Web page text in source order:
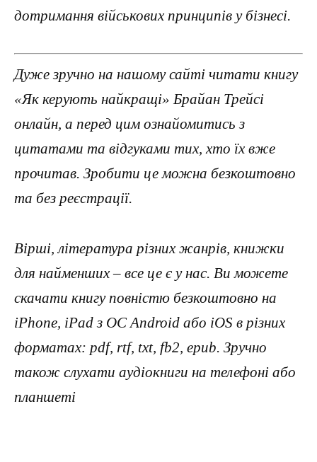
дотримання військових принципів у бізнесі.
Дуже зручно на нашому сайті читати книгу
«Як керують найкращі» Брайан Трейсі
онлайн, а перед цим ознайомитись з
цитатами та відгуками тих, хто їх вже
прочитав. Зробити це можна безкоштовно
та без реєстрації.
Вірші, література різних жанрів, книжки
для найменших – все це є у нас. Ви можете
скачати книгу повністю безкоштовно на
iPhone, iPad з ОС Android або iOS в різних
форматах: pdf, rtf, txt, fb2, epub. Зручно
також слухати аудіокниги на телефоні або
планшеті